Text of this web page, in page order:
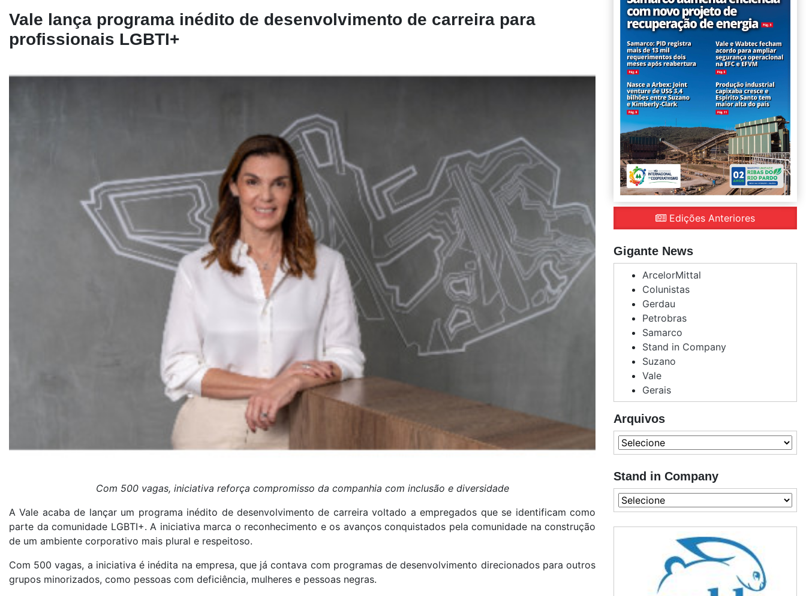
Vale lança programa inédito de desenvolvimento de carreira para
profissionais LGBTI+
Com 500 vagas, iniciativa reforça compromisso da companhia com inclusão e diversidade
A Vale acaba de lançar um programa inédito de desenvolvimento de carreira voltado a empregados que se identificam como
parte da comunidade LGBTI+. A iniciativa marca o reconhecimento e os avanços conquistados pela comunidade na construção
de um ambiente corporativo mais plural e respeitoso.
Com 500 vagas, a iniciativa é inédita na empresa, que já contava com programas de desenvolvimento direcionados para outros
grupos minorizados, como pessoas com deficiência, mulheres e pessoas negras.
Edições Anteriores
Gigante News
ArcelorMittal
Colunistas
Gerdau
Petrobras
Samarco
Stand in Company
Suzano
Vale
Gerais
Arquivos
Stand in Company